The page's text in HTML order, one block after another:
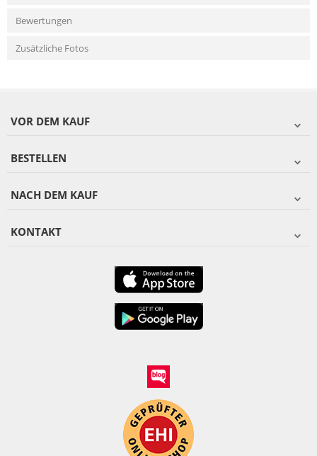
Bewertungen
Zusätzliche Fotos
VOR DEM KAUF
BESTELLEN
NACH DEM KAUF
KONTAKT